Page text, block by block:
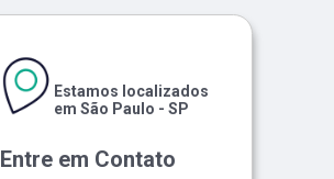
Entre em Contato
Estamos localizados
em São Paulo - SP